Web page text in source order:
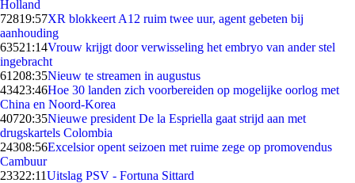
Holland
72819:57XR blokkeert A12 ruim twee uur, agent gebeten bij
aanhouding
63521:14Vrouw krijgt door verwisseling het embryo van ander stel
ingebracht
61208:35Nieuw te streamen in augustus
43423:46Hoe 30 landen zich voorbereiden op mogelijke oorlog met
China en Noord-Korea
40720:35Nieuwe president De la Espriella gaat strijd aan met
drugskartels Colombia
24308:56Excelsior opent seizoen met ruime zege op promovendus
Cambuur
23322:11Uitslag PSV - Fortuna Sittard